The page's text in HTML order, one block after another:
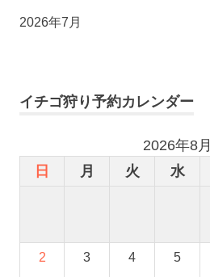
2026年7月
イチゴ狩り予約カレンダー
2026年8月
日
月 火 水
2 3 4 5